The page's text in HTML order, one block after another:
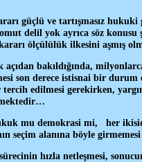
güçlü ve tartışmasız hukuki
delil yok ayrıca söz konusu
ölçülülük ilkesini aşmış
bakıldığında,
son derece istisnai bir durum
edilmesi gerekirken,
mu demokrasi mi, her
seçim alanına böyle
hızla netleşmesi,